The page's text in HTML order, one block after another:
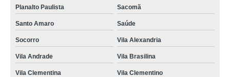
Planalto Paulista Sacomã
Santo Amaro Saúde
Socorro Vila Alexandria
Vila Andrade Vila Brasilina
Vila Clementina Vila Clementino